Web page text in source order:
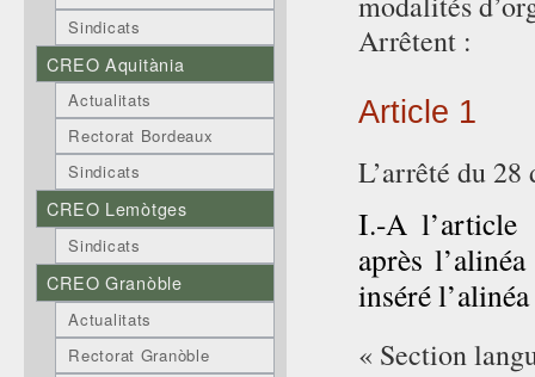
Arrêtent :
Article 1
L’arrêté du
I.-A l’article
après
inséré
« Section
Sindicats
CREO Aquitània
Actualitats
Rectorat Bordeaux
Sindicats
CREO Lemòtges
Sindicats
CREO Granòble
Actualitats
Rectorat Granòble